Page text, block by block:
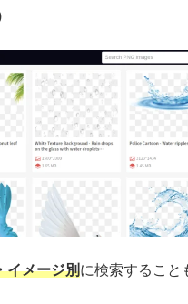
イメージ別に検索すること